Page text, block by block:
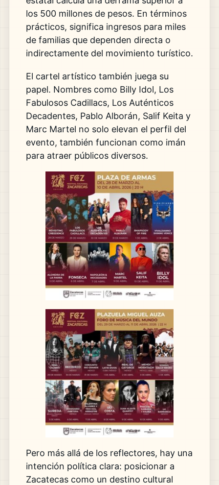
los 500 millones de pesos. En términos
prácticos, significa ingresos para miles
de familias que dependen directa o
indirectamente del movimiento turístico.
El cartel artístico también juega su
papel. Nombres como Billy Idol, Los
Fabulosos Cadillacs, Los Auténticos
Decadentes, Pablo Alborán, Salif Keita y
Marc Martel no solo elevan el perfil del
evento, también funcionan como imán
para atraer públicos diversos.
Pero más allá de los reflectores, hay una
intención política clara: posicionar a
Zacatecas como un destino cultural